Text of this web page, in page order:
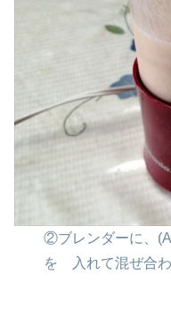
②ブレンダーに、
を
入れて混ぜ合わ